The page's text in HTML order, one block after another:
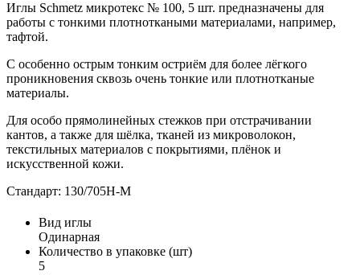
Иглы Schmetz микротекс № 100, 5 шт. предназначены для
работы с тонкими плотноткаными материалами, например,
тафтой.
С особенно острым тонким остриём для более лёгкого
проникновения сквозь очень тонкие или плотнотканые
материалы.
Для особо прямолинейных стежков при отстрачивании
кантов, а также для шёлка, тканей из микроволокон,
текстильных материалов с покрытиями, плёнок и
искусственной кожи.
Стандарт: 130/705H-M
Вид иглы
Одинарная
Количество в упаковке (шт)
5